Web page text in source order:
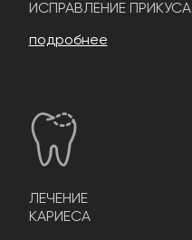
ИСПРАВЛЕНИЕ ПРИКУСА
подробнее
ЛЕЧЕНИЕ
КАРИЕСА